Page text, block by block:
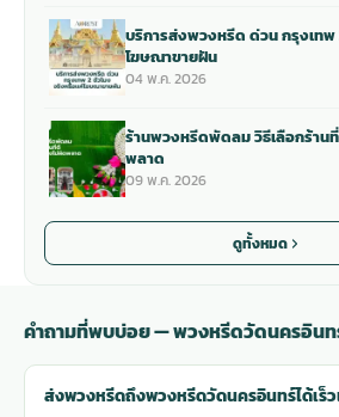
บริการส่งพวงหรีด ด่วน กรุงเทพ
โฆษณาขายฝัน
04 พ.ค. 2026
ร้านพวงหรีดพัดลม วิธีเลือกร้าน
พลาด
09 พ.ค. 2026
ดูทั้งหมด
คำถามที่พบบ่อย — พวงหรีดวัดนครอิน
ส่งพวงหรีดถึงพวงหรีดวัดนครอินทร์ได้เร็